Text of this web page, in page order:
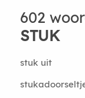
602
STUK
stuk uit